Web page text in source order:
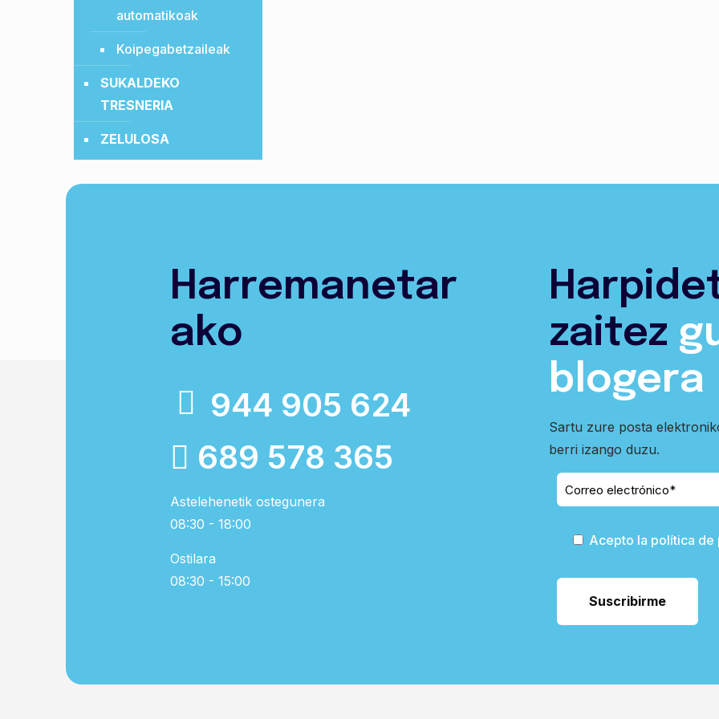
automatikoak
Koipegabetzaileak
SUKALDEKO
TRESNERIA
ZELULOSA
Harremanetar
ako
944 905 624
689 578 365
Astelehenetik ostegunera
08:30 - 18:00
Ostilara
08:30 - 15:00
zaitez
blogera
Sartu zure posta
berri izango duzu.
Acepto la política